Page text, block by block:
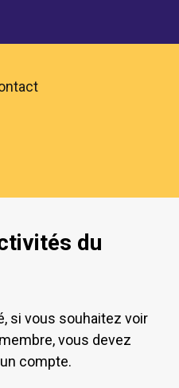
du
si vous souhaitez voir
vous devez
compte.